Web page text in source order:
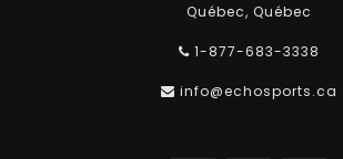
Québec, Québec
1-877-683-3338
info@echosports.ca